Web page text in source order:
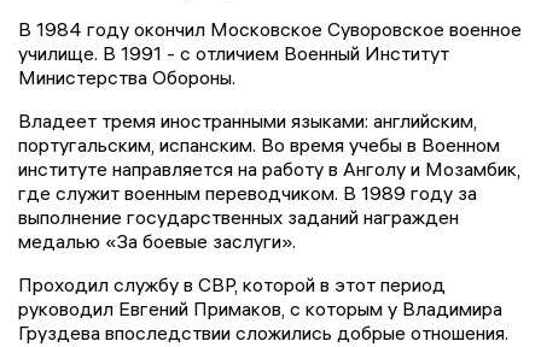
В 1984 году окончил Московское Суворовское военное
училище. В 1991 - с отличием Военный Институт
Министерства Обороны.
Владеет тремя иностранными языками: английским,
португальским, испанским. Во время учебы в Военном
институте направляется на работу в Анголу и Мозамбик,
где служит военным переводчиком. В 1989 году за
выполнение государственных заданий награжден
медалью «За боевые заслуги».
Проходил службу в СВР, которой в этот период
руководил Евгений Примаков, с которым у Владимира
Груздева впоследствии сложились добрые отношения.